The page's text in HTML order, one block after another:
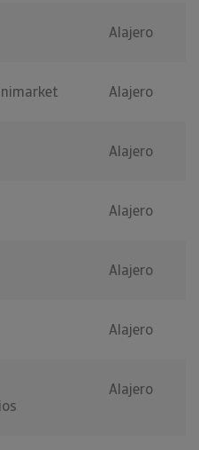
Alajero
Alajero
Alajero
Alajero
Alajero
Alajero
Alajero